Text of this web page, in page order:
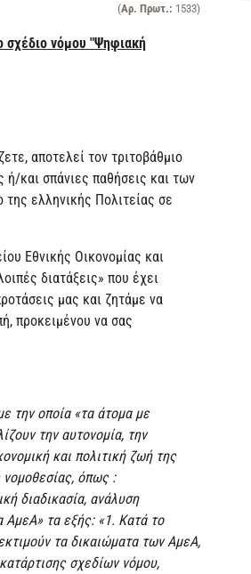
(Αρ. Πρωτ.: 1533)
σχέδιο νόμου "Ψηφιακή
αποτελεί τον τριτοβάθμιο
ή/και σπάνιες παθήσεις και των
ελληνικής Πολιτείας σε
Εθνικής Οικονομίας και
διατάξεις» που έχει
μας και ζητάμε να
προκειμένου να σας
την οποία «τα άτομα με
την αυτονομία, την
και πολιτική ζωή της
νομοθεσίας, όπως :
διαδικασία, ανάλυση
ΑμεΑ» τα εξής: «1. Κατά το
τα δικαιώματα των ΑμεΑ,
σχεδίων νόμου,